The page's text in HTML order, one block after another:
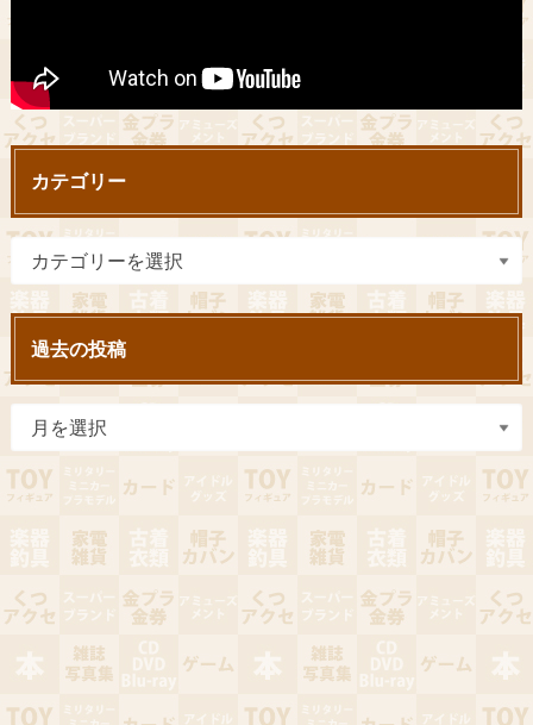
カテゴリー
過去の投稿